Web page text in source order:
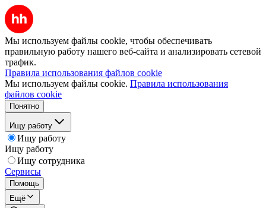
Мы используем файлы cookie, чтобы обеспечивать
правильную работу нашего веб-сайта и анализировать сетевой
трафик.
Правила использования файлов cookie
Мы используем файлы cookie. Правила использования
файлов cookie
Понятно
Ищу работу
Ищу работу
Ищу работу
Ищу сотрудника
Сервисы
Помощь
Ещё